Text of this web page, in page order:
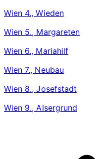
Wien 4., Wieden
Wien 5., Margareten
Wien 6., Mariahilf
Wien 7., Neubau
Wien 8., Josefstadt
Wien 9., Alsergrund